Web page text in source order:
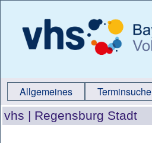
Allgemeines Terminsuche
vhs | Regensburg Stadt